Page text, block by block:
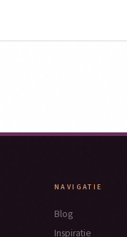
NAVIGATIE
Blog
Inspiratie